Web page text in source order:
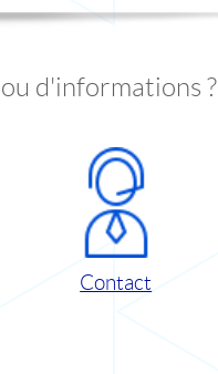
d'informations ?
Contact